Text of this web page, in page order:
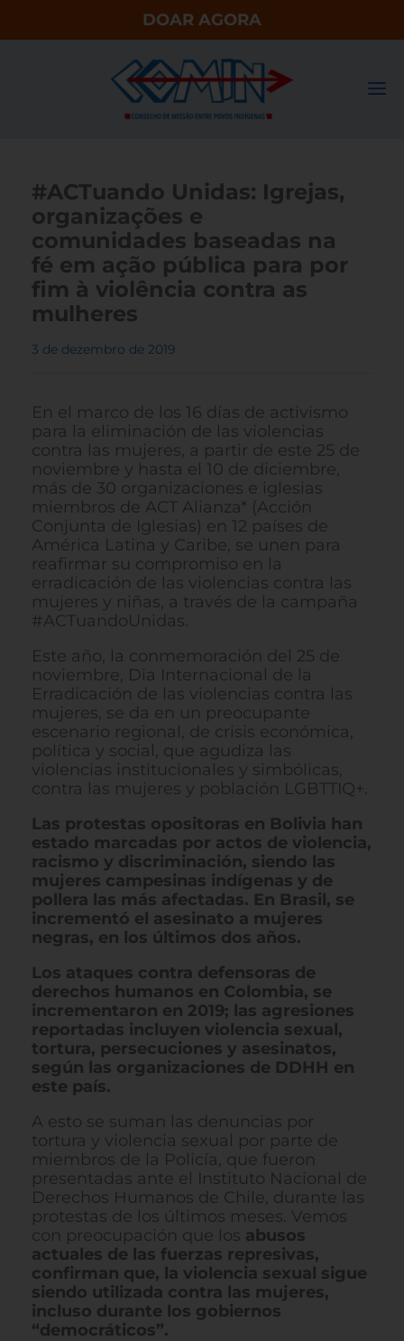
DOAR AGORA
#ACTuando Unidas: Igrejas,
organizações e
comunidades baseadas na
fé em ação pública para por
fim à violência contra as
mulheres
3 de dezembro de 2019
En el marco de los 16 días de activismo
para la eliminación de las violencias
contra las mujeres, a partir de este 25 de
noviembre y hasta el 10 de diciembre,
más de 30 organizaciones e iglesias
miembros de ACT Alianza* (Acción
Conjunta de Iglesias) en 12 países de
América Latina y Caribe, se unen para
reafirmar su compromiso en la
erradicación de las violencias contra las
mujeres y niñas, a través de la campaña
#ACTuandoUnidas.
Este año, la conmemoración del 25 de
noviembre, Dia Internacional de la
Erradicación de las violencias contra las
mujeres, se da en un preocupante
escenario regional, de crisis económica,
política y social, que agudiza las
violencias institucionales y simbólicas,
contra las mujeres y población LGBTTIQ+.
Las protestas opositoras en Bolivia han
estado marcadas por actos de violencia,
racismo y discriminación, siendo las
mujeres campesinas indígenas y de
pollera las más afectadas. En Brasil, se
incrementó el asesinato a mujeres
negras, en los últimos dos años.
Los ataques contra defensoras de
derechos humanos en Colombia, se
incrementaron en 2019; las agresiones
reportadas incluyen violencia sexual,
tortura, persecuciones y asesinatos,
según las organizaciones de DDHH en
este país.
A esto se suman las denuncias por
tortura y violencia sexual por parte de
miembros de la Policía, que fueron
presentadas ante el Instituto Nacional de
Derechos Humanos de Chile, durante las
protestas de los últimos meses. Vemos
con preocupación que los abusos
actuales de las fuerzas represivas,
confirman que, la violencia sexual sigue
siendo utilizada contra las mujeres,
incluso durante los gobiernos
“democráticos”.